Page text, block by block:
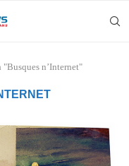
"Busques n’Internet"